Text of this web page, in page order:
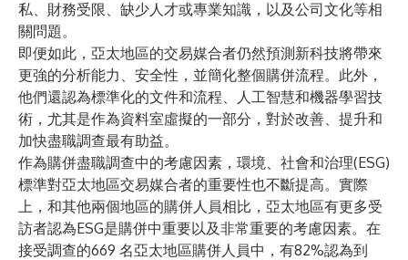
私、財務受限、缺少人才或專業知識，以及公司文化等相
關問題。
即便如此，亞太地區的交易媒合者仍然預測新科技將帶來
更強的分析能力、安全性，並簡化整個購併流程。此外，
他們還認為標準化的文件和流程、人工智慧和機器學習技
術，尤其是作為資料室虛擬的一部分，對於改善、提升和
加快盡職調查最有助益。
作為購併盡職調查中的考慮因素，環境、社會和治理(ESG)
標準對亞太地區交易媒合者的重要性也不斷提高。實際
上，和其他兩個地區的購併人員相比，亞太地區有更多受
訪者認為ESG是購併中重要以及非常重要的考慮因素。在
接受調查的669 名亞太地區購併人員中，有82%認為到